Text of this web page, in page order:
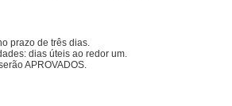
prazo de três dias.
dias úteis ao redor um.
APROVADOS.